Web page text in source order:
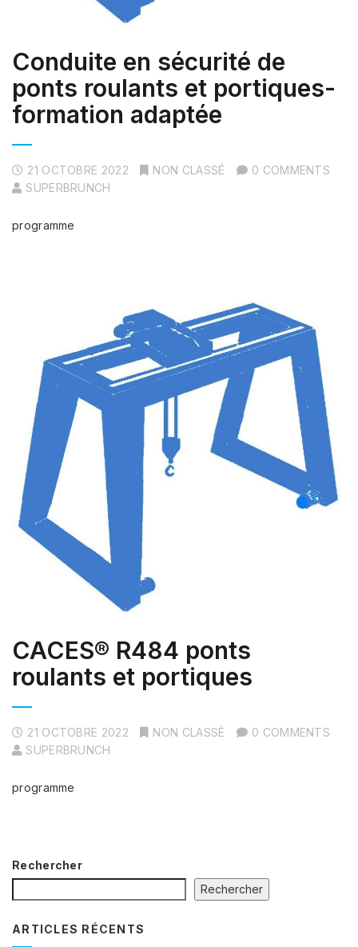
Conduite en sécurité de
ponts roulants et portiques-
formation adaptée
21 OCTOBRE 2022 NON CLASSÉ
0 COMMENTS
SUPERBRUNCH
programme
CACES® R484 ponts
roulants et portiques
21 OCTOBRE 2022 NON CLASSÉ
0 COMMENTS
SUPERBRUNCH
programme
Rechercher
Rechercher
ARTICLES RÉCENTS